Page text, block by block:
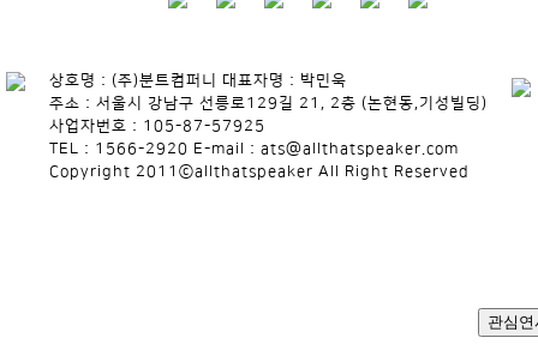
상호명 : (주)분트컴퍼니 대표자명 : 박민욱
주소 : 서울시 강남구 선릉로129길 21, 2층 (논현동,기성빌딩)
사업자번호 : 105-87-57925
TEL : 1566-2920 E-mail : ats@allthatspeaker.com
Copyright 2011ⓒallthatspeaker All Right Reserved
관심